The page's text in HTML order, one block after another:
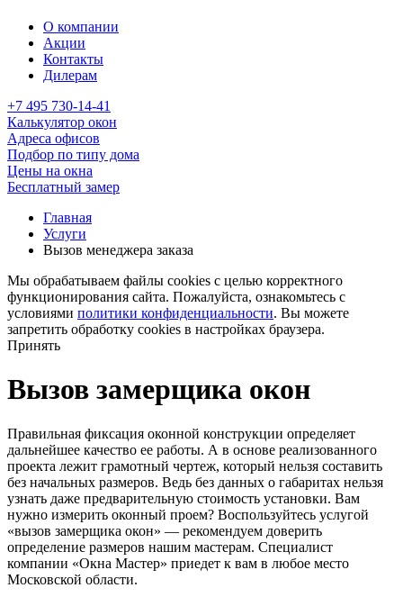
О компании
Акции
Контакты
Дилерам
+7 495 730-14-41
Калькулятор окон
Адреса офисов
Подбор по типу дома
Цены на окна
Бесплатный замер
Главная
Услуги
Вызов менеджера заказа
Мы обрабатываем файлы cookies с целью корректного
функционирования сайта. Пожалуйста, ознакомьтесь с
условиями политики конфиденциальности. Вы можете
запретить обработку cookies в настройках браузера.
Принять
Вызов замерщика окон
Правильная фиксация оконной конструкции определяет
дальнейшее качество ее работы. А в основе реализованного
проекта лежит грамотный чертеж, который нельзя составить
без начальных размеров. Ведь без данных о габаритах нельзя
узнать даже предварительную стоимость установки. Вам
нужно измерить оконный проем? Воспользуйтесь услугой
«вызов замерщика окон» — рекомендуем доверить
определение размеров нашим мастерам. Специалист
компании «Окна Мастер» приедет к вам в любое место
Московской области.